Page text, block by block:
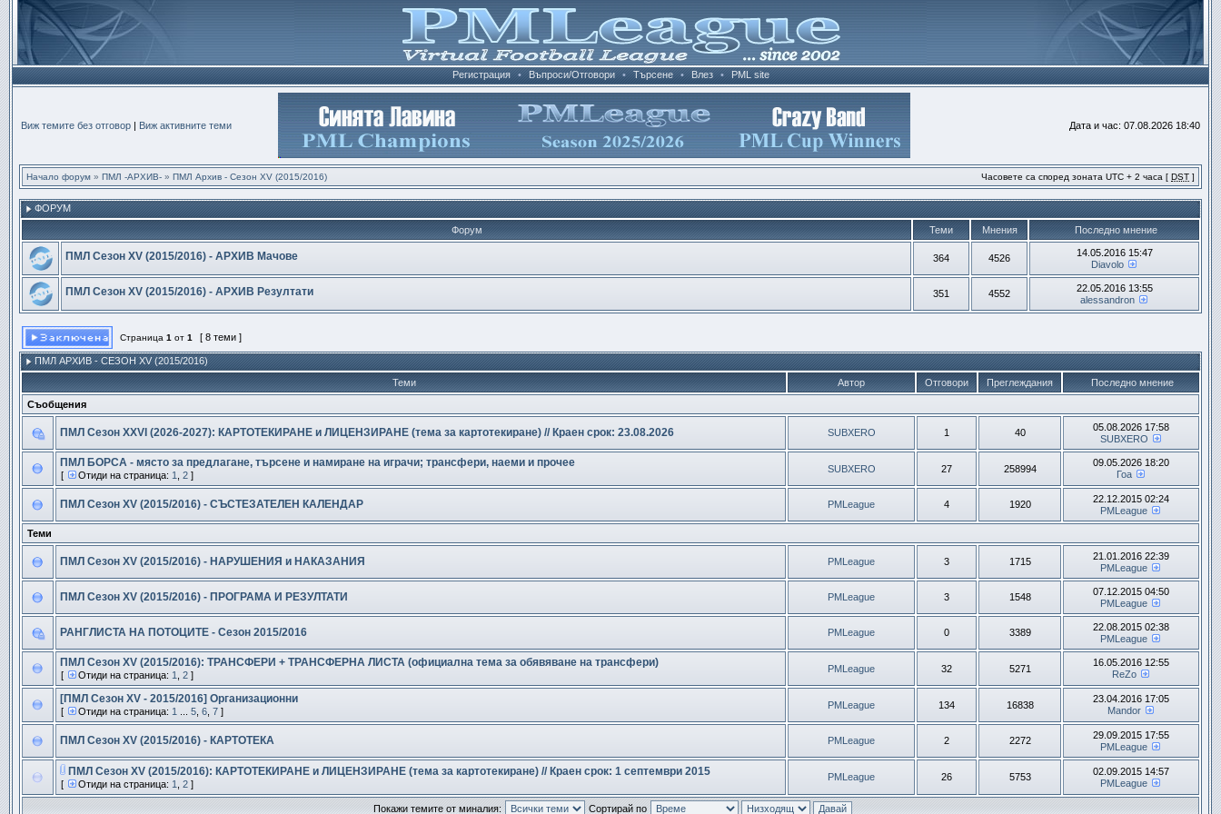
Регистрация • Въпроси/Отговори • Търсене • Влез • PML site
Виж темите без отговор | Виж активните теми Дата и час: 07.08.2026 18:40
Начало форум » ПМЛ -АРХИВ- » ПМЛ Архив - Сезон ХV (2015/2016) Часовете са според зоната UTC + 2 часа [ DST ]
ФОРУМ
Форум
Теми Мнения Последно мнение
ПМЛ Сезон ХV (2015/2016) - АРХИВ Мачове 364 4526
14.05.2016 15:47
Diavolo
ПМЛ Сезон ХV (2015/2016) - АРХИВ Резултати 351 4552
22.05.2016 13:55
alessandron
Страница 1 от 1 [ 8 теми ]
ПМЛ АРХИВ - СЕЗОН ХV (2015/2016)
Теми
Автор Отговори Преглеждания
Последно мнение
Съобщения
ПМЛ Сезон XXVI (2026-2027): КАРТОТЕКИРАНЕ и ЛИЦЕНЗИРАНЕ (тема за картотекиране) // Краен срок: 23.08.2026 SUBXERO 1 40
05.08.2026 17:58
SUBXERO
ПМЛ БОРСА - място за предлагане, търсене и намиране на играчи; трансфери, наеми и прочее
[ Отиди на страница: 1 2 ]
SUBXERO 27 258994
09.05.2026 18:20
Гоа
ПМЛ Сезон ХV (2015/2016) - СЪСТЕЗАТЕЛЕН КАЛЕНДАР PMLeague 4 1920
22.12.2015 02:24
PMLeague
Теми
ПМЛ Сезон ХV (2015/2016) - НАРУШЕНИЯ и НАКАЗАНИЯ PMLeague 3 1715
21.01.2016 22:39
PMLeague
ПМЛ Сезон ХV (2015/2016) - ПРОГРАМА И РЕЗУЛТАТИ PMLeague 3 1548
07.12.2015 04:50
PMLeague
РАНГЛИСТА НА ПОТОЦИТЕ - Сезон 2015/2016 PMLeague 0 3389
22.08.2015 02:38
PMLeague
ПМЛ Сезон ХV (2015/2016): ТРАНСФЕРИ + ТРАНСФЕРНА ЛИСТА (официална тема за обявяване на трансфери)
[ Отиди на страница: 1 2 ]
PMLeague 32 5271
16.05.2016 12:55
ReZo
[ПМЛ Сезон ХV - 2015/2016] Организационни
[ Отиди на страница: 1 5 6 7 ]
PMLeague 134 16838
23.04.2016 17:05
Mandor
ПМЛ Сезон ХV (2015/2016) - КАРТОТЕКА PMLeague 2 2272
29.09.2015 17:55
PMLeague
ПМЛ Сезон ХV (2015/2016): КАРТОТЕКИРАНЕ и ЛИЦЕНЗИРАНЕ (тема за картотекиране) // Краен срок: 1 септември 2015
[ Отиди на страница: 1 2 ]
PMLeague 26 5753
02.09.2015 14:57
PMLeague
Покажи темите от миналия: Сортирай по